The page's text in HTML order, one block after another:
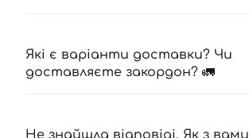
Які є варіанти доставки? Чи
доставляєте закордон? 🚛
Не знайшла відповіді. Як з вами